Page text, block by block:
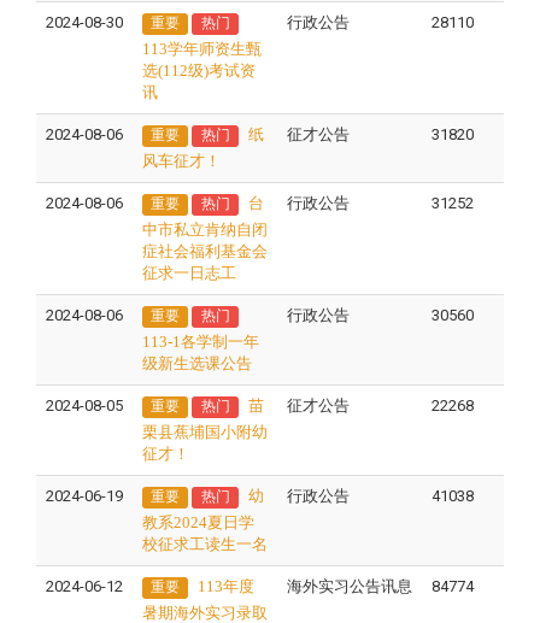
2024-08-30 重要 热门
113学年师资生甄
选(112级)考试资
讯
行政公告 28110
2024-08-06 重要 热门
纸
风车征才！
征才公告 31820
2024-08-06 重要 热门
台
中市私立肯纳自闭
症社会福利基金会
征求一日志工
行政公告 31252
2024-08-06 重要 热门
113-1各学制一年
级新生选课公告
行政公告 30560
2024-08-05 重要 热门
苗
栗县蕉埔国小附幼
征才！
征才公告 22268
2024-06-19 重要 热门
幼
教系2024夏日学
校征求工读生一名
行政公告 41038
2024-06-12 重要
113年度
暑期海外实习录取
海外实习公告讯息 84774